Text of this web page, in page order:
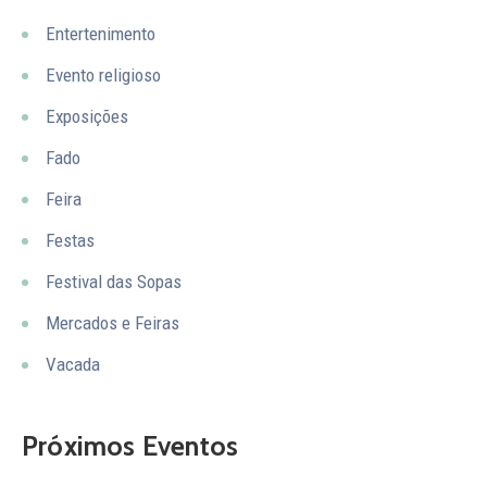
Entertenimento
Evento religioso
Exposições
Fado
Feira
Festas
Festival das Sopas
Mercados e Feiras
Vacada
Próximos Eventos